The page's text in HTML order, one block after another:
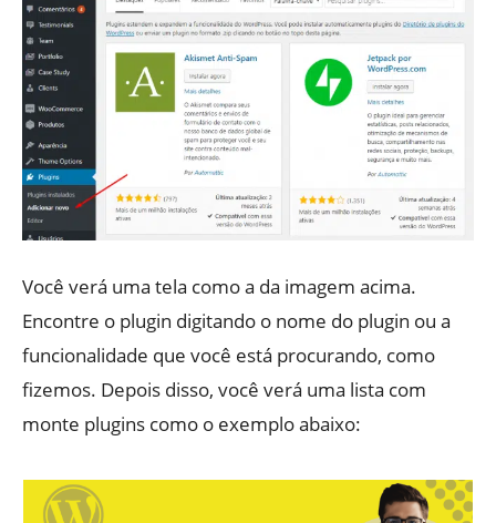
Você verá uma tela como a da imagem acima.
Encontre o plugin digitando o nome do plugin ou a
funcionalidade que você está procurando, como
fizemos. Depois disso, você verá uma lista com
monte plugins como o exemplo abaixo: